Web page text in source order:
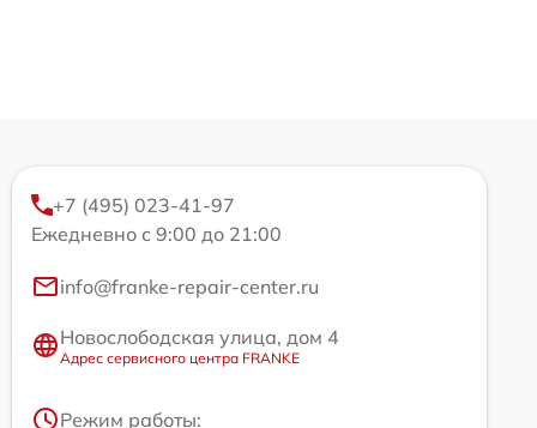
+7 (495) 023-41-97
Ежедневно с 9:00 до 21:00
info@franke-repair-center.ru
Новослободская улица, дом 4
Адрес сервисного центра FRANKE
Режим работы: